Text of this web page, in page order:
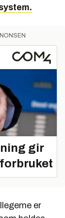
gir
er